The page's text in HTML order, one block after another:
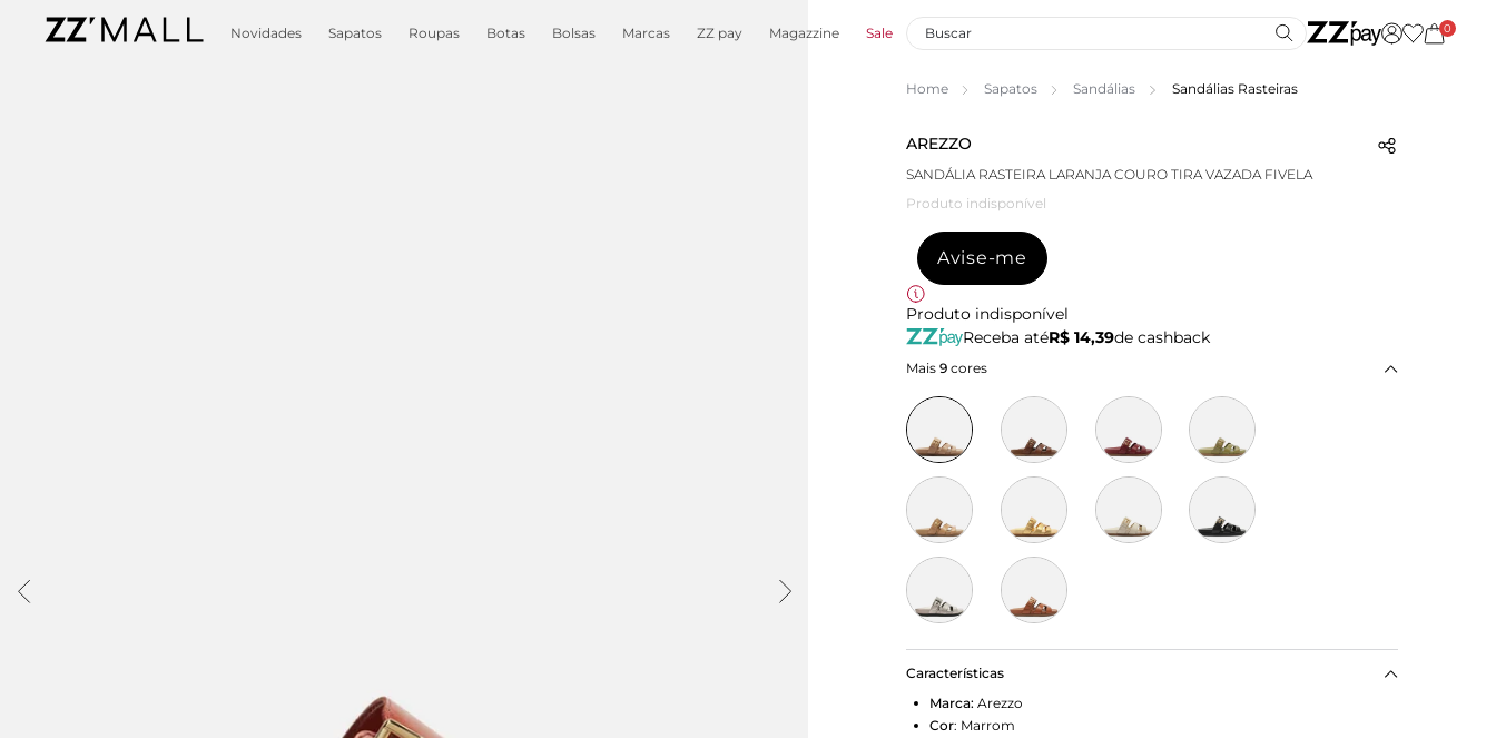
Novidades Sapatos Roupas Botas Bolsas Marcas ZZ pay Magazzine Sale 0
Home Sapatos Sandálias Sandálias Rasteiras
AREZZO
SANDÁLIA RASTEIRA LARANJA COURO TIRA VAZADA FIVELA
Produto indisponível
Avise-me
Produto indisponível
Receba atéR$ 14,39de cashback
Mais 9 cores
Características
Marca: Arezzo
Cor: Marrom